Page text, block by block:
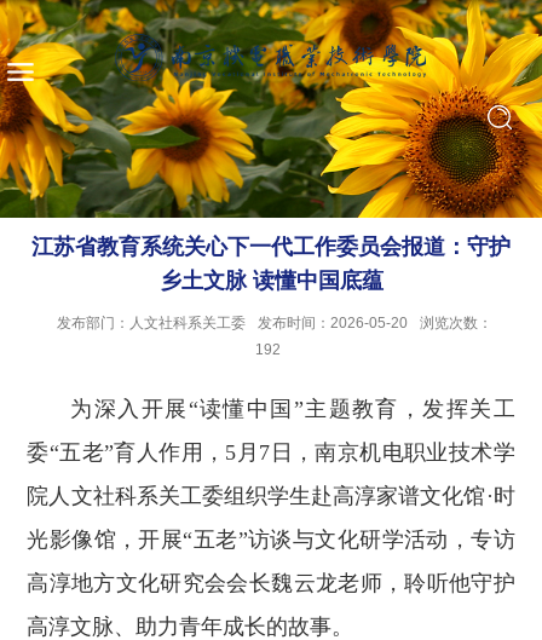
江苏省教育系统关心下一代工作委员会报道：守护
乡土文脉 读懂中国底蕴
发布部门：人文社科系关工委 发布时间：2026-05-20
浏览次数：
192
为深入开展“读懂中国”主题教育，发挥关工
委“五老”育人作用，5月7日，南京机电职业技术学
院人文社科系关工委组织学生赴高淳家谱文化馆·时
光影像馆，开展“五老”访谈与文化研学活动，专访
高淳地方文化研究会会长魏云龙老师，聆听他守护
高淳文脉、助力青年成长的故事。